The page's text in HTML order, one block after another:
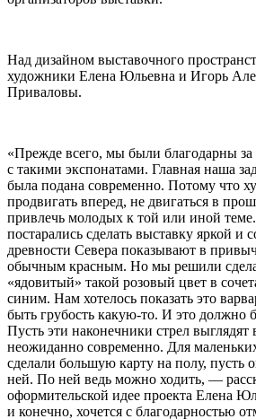
Над дизайном выставочного
художники Елена Юльевна и Игорь
Приваловы.
«Прежде всего, мы были благодарны за
с такими экспонатами. Главная наша
была подана современно. Потому что
продвигать вперед, не двигаться в
привлечь молодых к той или иной
постарались сделать выставку яркой
древности Севера показывают в
обычным красным. Но мы решили
«ядовитый» такой розовый цвет в
синим. Нам хотелось показать это
быть грубость какую-то. И это должно
Пусть эти наконечники стрел выглядят
неожиданно современно. Для
сделали большую карту на полу, пусть
ней. По ней ведь можно ходить, —
оформительской идее проекта Елена
и конечно, хочется с благодарностью